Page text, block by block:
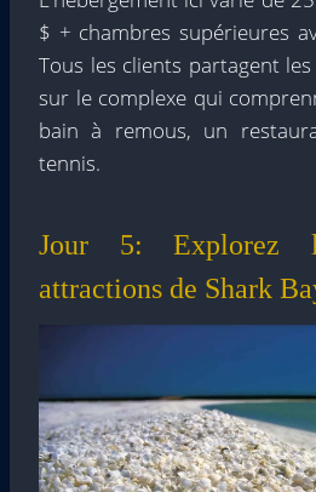
$ + chambres supérieures
Tous les clients partagent
sur le complexe qui
bain à remous, un
tennis.
Jour 5: Explorez
attractions de Shark